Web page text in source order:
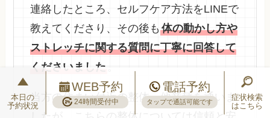
連絡したところ、セルフケア方法をLINEで
教えてくださり、その後も体の動かし方や
ストレッチに関する質問に丁寧に回答して
くださいました
当方の住まい付近の整体、他業種を通いま
本日の
予約状況
WEB予約
24時間受付中
電話予約
タップで通話可能です
症状検索
はこちら